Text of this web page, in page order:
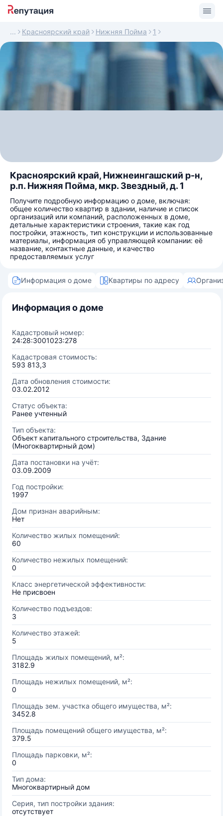
Красноярский край Нижняя Пойма 1
Красноярский край, Нижнеингашский р-н,
р.п. Нижняя Пойма, мкр. Звездный, д. 1
Получите подробную информацию о доме, включая:
общее количество квартир в здании, наличие и список
организаций или компаний, расположенных в доме,
детальные характеристики строения, такие как год
постройки, этажность, тип конструкции и использованные
материалы, информация об управляющей компании: её
название, контактные данные, и качество
предоставляемых услуг
Информация о доме Квартиры по адресу
Информация о доме
Кадастровый номер:
24:28:3001023:278
Кадастровая стоимость:
593 813,3
Дата обновления стоимости:
03.02.2012
Статус объекта:
Ранее учтенный
Тип объекта:
Объект капитального строительства, Здание
(Многоквартирный дом)
Дата постановки на учёт:
03.09.2009
Год постройки:
1997
Дом признан аварийным:
Нет
Количество жилых помещений:
60
Количество нежилых помещений:
0
Класс энергетической эффективности:
Не присвоен
Количество подъездов:
3
Количество этажей:
5
Площадь жилых помещений, м²:
3182.9
Площадь нежилых помещений, м²:
0
Площадь зем. участка общего имущества, м²:
3452.8
Площадь помещений общего имущества, м²:
379.5
Площадь парковки, м²:
0
Тип дома:
Многоквартирный дом
Серия, тип постройки здания:
отсутствует